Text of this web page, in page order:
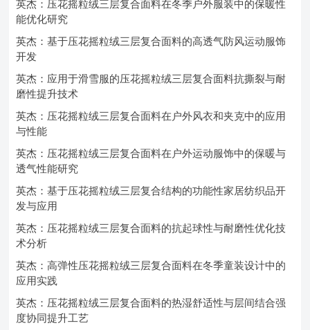
英杰：压花摇粒绒三层复合面料在冬季户外服装中的保暖性
能优化研究
英杰：基于压花摇粒绒三层复合面料的高透气防风运动服饰
开发
英杰：应用于滑雪服的压花摇粒绒三层复合面料抗撕裂与耐
磨性提升技术
英杰：压花摇粒绒三层复合面料在户外风衣和夹克中的应用
与性能
英杰：压花摇粒绒三层复合面料在户外运动服饰中的保暖与
透气性能研究
英杰：基于压花摇粒绒三层复合结构的功能性家居纺织品开
发与应用
英杰：压花摇粒绒三层复合面料的抗起球性与耐磨性优化技
术分析
英杰：高弹性压花摇粒绒三层复合面料在冬季童装设计中的
应用实践
英杰：压花摇粒绒三层复合面料的热湿舒适性与层间结合强
度协同提升工艺